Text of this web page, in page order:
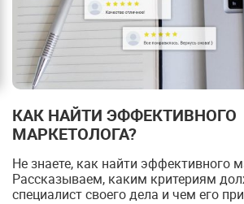
КАК НАЙТИ ЭФФЕКТИВНОГО
МАРКЕТОЛОГА?
Не знаете, как найти эффективного
Рассказываем, каким критериям
специалист своего дела и чем его